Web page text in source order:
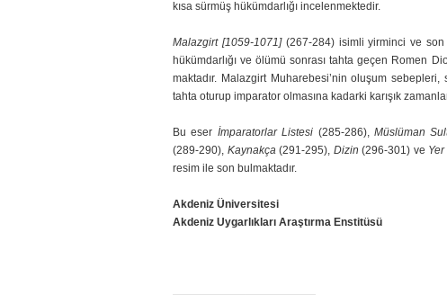
kısa sürmüş hükümdarlığı incelenmektedir.
Malazgirt [1059-1071] (267-284) isimli yirminci ve son
hükümdarlığı ve ölümü sonrası tahta geçen Romen
maktadır. Malazgirt Muharebesi’nin oluşum
tahta oturup imparator olmasına kadarki karışık
Bu eser İmparatorlar Listesi (285-286), Müslüman
(289-290), Kaynakça (291-295), Dizin (296-301) ve
re­sim ile son bulmaktadır.
Akdeniz Üniversitesi
Akdeniz Uygarlıkları Araştırma Enstitüsü